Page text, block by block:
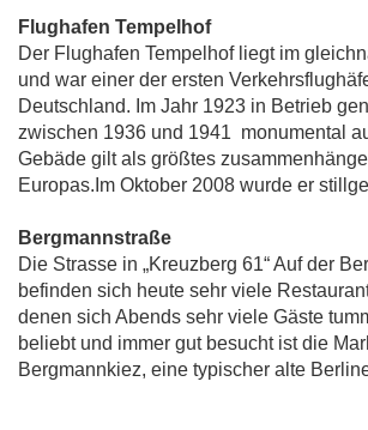
Flughafen Tempelhof
Der Flughafen Tempelhof liegt im
und war einer der ersten
Deutschland. Im Jahr 1923 in Betrieb
zwischen 1936 und 1941 monumental
Gebäde gilt als größtes
Europas.Im Oktober 2008 wurde er
Bergmannstraße
Die Strasse in „Kreuzberg 61“ Auf der
befinden sich heute sehr viele
denen sich Abends sehr viele Gäste
beliebt und immer gut besucht ist die
Bergmannkiez, eine typischer alte